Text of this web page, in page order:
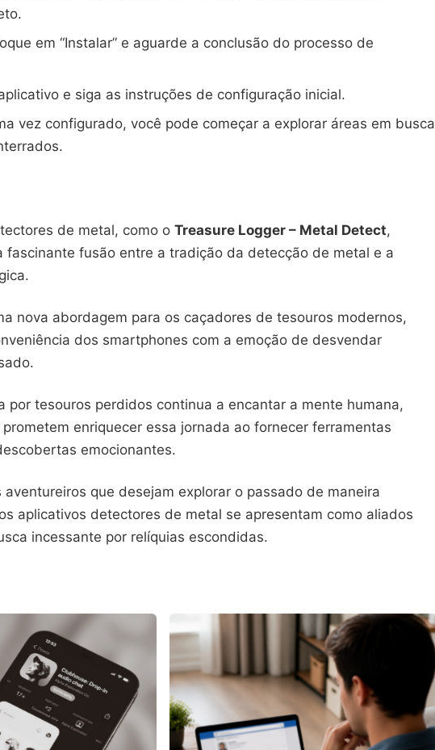
em “Instalar” e aguarde a conclusão do processo de
e siga as instruções de configuração inicial.
vez configurado, você pode começar a explorar áreas em busca
de metal, como o Treasure Logger – Metal Detect,
fascinante fusão entre a tradição da detecção de metal e a
nova abordagem para os caçadores de tesouros modernos,
dos smartphones com a emoção de desvendar
por tesouros perdidos continua a encantar a mente humana,
enriquecer essa jornada ao fornecer ferramentas
emocionantes.
aventureiros que desejam explorar o passado de maneira
aplicativos detectores de metal se apresentam como aliados
incessante por relíquias escondidas.